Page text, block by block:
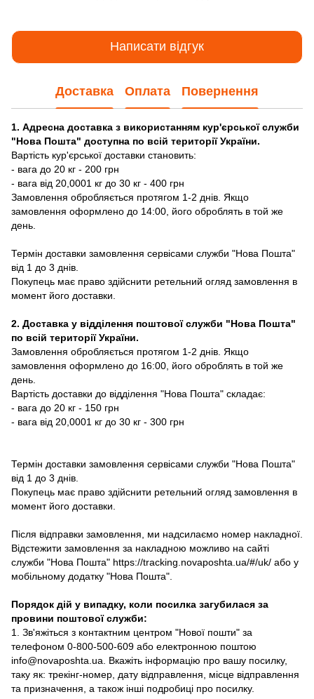
Написати відгук
Доставка Оплата Повернення
1. Адресна доставка з використанням кур'єрської служби
"Нова Пошта" доступна по всій території України.
Вартість кур'єрської доставки становить:
- вага до 20 кг - 200 грн
- вага від 20,0001 кг до 30 кг - 400 грн
Замовлення обробляється протягом 1-2 днів. Якщо
замовлення оформлено до 14:00, його оброблять в той же
день.
Термін доставки замовлення сервісами служби "Нова Пошта"
від 1 до 3 днів.
Покупець має право здійснити ретельний огляд замовлення в
момент його доставки.
2. Доставка у відділення поштової служби "Нова Пошта"
по всій території України.
Замовлення обробляється протягом 1-2 днів. Якщо
замовлення оформлено до 16:00, його оброблять в той же
день.
Вартість доставки до відділення "Нова Пошта" складає:
- вага до 20 кг - 150 грн
- вага від 20,0001 кг до 30 кг - 300 грн
Термін доставки замовлення сервісами служби "Нова Пошта"
від 1 до 3 днів.
Покупець має право здійснити ретельний огляд замовлення в
момент його доставки.
Після відправки замовлення, ми надсилаємо номер накладної.
Відстежити замовлення за накладною можливо на сайті
служби "Нова Пошта" https://tracking.novaposhta.ua/#/uk/ або у
мобільному додатку "Нова Пошта".
Порядок дій у випадку, коли посилка загубилася за
провини поштової служби:
1. Зв'яжіться з контактним центром "Нової пошти" за
телефоном 0-800-500-609 або електронною поштою
info@novaposhta.ua. Вкажіть інформацію про вашу посилку,
таку як: трекінг-номер, дату відправлення, місце відправлення
та призначення, а також інші подробиці про посилку.